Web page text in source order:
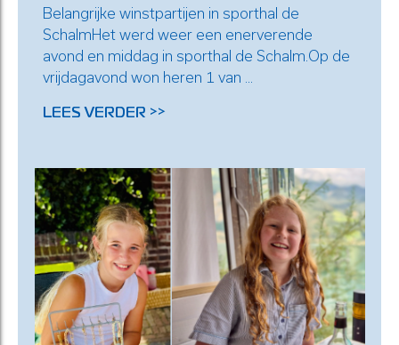
Belangrijke winstpartijen in sporthal de
SchalmHet werd weer een enerverende
avond en middag in sporthal de Schalm.Op de
vrijdagavond won heren 1 van ...
LEES VERDER >>